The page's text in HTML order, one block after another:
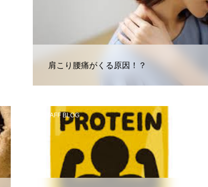
肩こり腰痛がくる原因！？
STAFF BLOG